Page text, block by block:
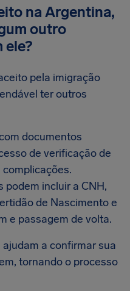
na Argentina,
outro
ele?
pela imigração
ter outros
documentos
de verificação de
incluir a CNH,
de Nascimento e
e passagem de volta.
a confirmar sua
tornando o processo